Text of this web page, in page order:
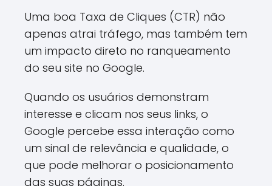
Uma boa Taxa de Cliques (CTR) não
apenas atrai tráfego, mas também tem
um impacto direto no ranqueamento
do seu site no Google.
Quando os usuários demonstram
interesse e clicam nos seus links, o
Google percebe essa interação como
um sinal de relevância e qualidade, o
que pode melhorar o posicionamento
das suas páginas.